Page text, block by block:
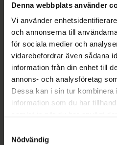
Denna webbplats använder
Vi använder
och annonserna till
för sociala medier och
vidarebefordrar även sådana
information från din enhet till
annons- och analysföretag
Dessa kan i sin tur kombinera
information som du har
återkalla ditt samtycke via
Nödvändig
Aktuella erbjudanden
Beskrivning
Läs alltid
användning.